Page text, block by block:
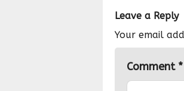
Leave a Reply
Your email
Comment *